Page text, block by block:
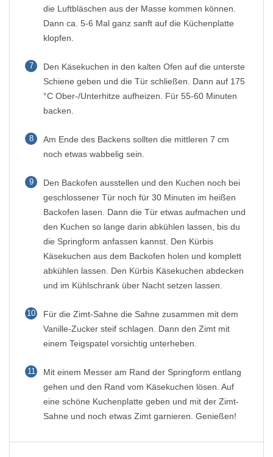
die Luftbläschen aus der Masse kommen können.
Dann ca. 5-6 Mal ganz sanft auf die Küchenplatte
klopfen.
7
Den Käsekuchen in den kalten Ofen auf die unterste
Schiene geben und die Tür schließen. Dann auf 175
°C Ober-/Unterhitze aufheizen. Für 55-60 Minuten
backen.
8
Am Ende des Backens sollten die mittleren 7 cm
noch etwas wabbelig sein.
9
Den Backofen ausstellen und den Kuchen noch bei
geschlossener Tür noch für 30 Minuten im heißen
Backofen lasen. Dann die Tür etwas aufmachen und
den Kuchen so lange darin abkühlen lassen, bis du
die Springform anfassen kannst. Den Kürbis
Käsekuchen aus dem Backofen holen und komplett
abkühlen lassen. Den Kürbis Käsekuchen abdecken
und im Kühlschrank über Nacht setzen lassen.
10
Für die Zimt-Sahne die Sahne zusammen mit dem
Vanille-Zucker steif schlagen. Dann den Zimt mit
einem Teigspatel vorsichtig unterheben.
11
Mit einem Messer am Rand der Springform entlang
gehen und den Rand vom Käsekuchen lösen. Auf
eine schöne Kuchenplatte geben und mit der Zimt-
Sahne und noch etwas Zimt garnieren. Genießen!